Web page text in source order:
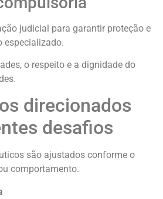
judicial para garantir proteção e
especializado.
o respeito e a dignidade do
direcionados
desafios
são ajustados conforme o
comportamento.